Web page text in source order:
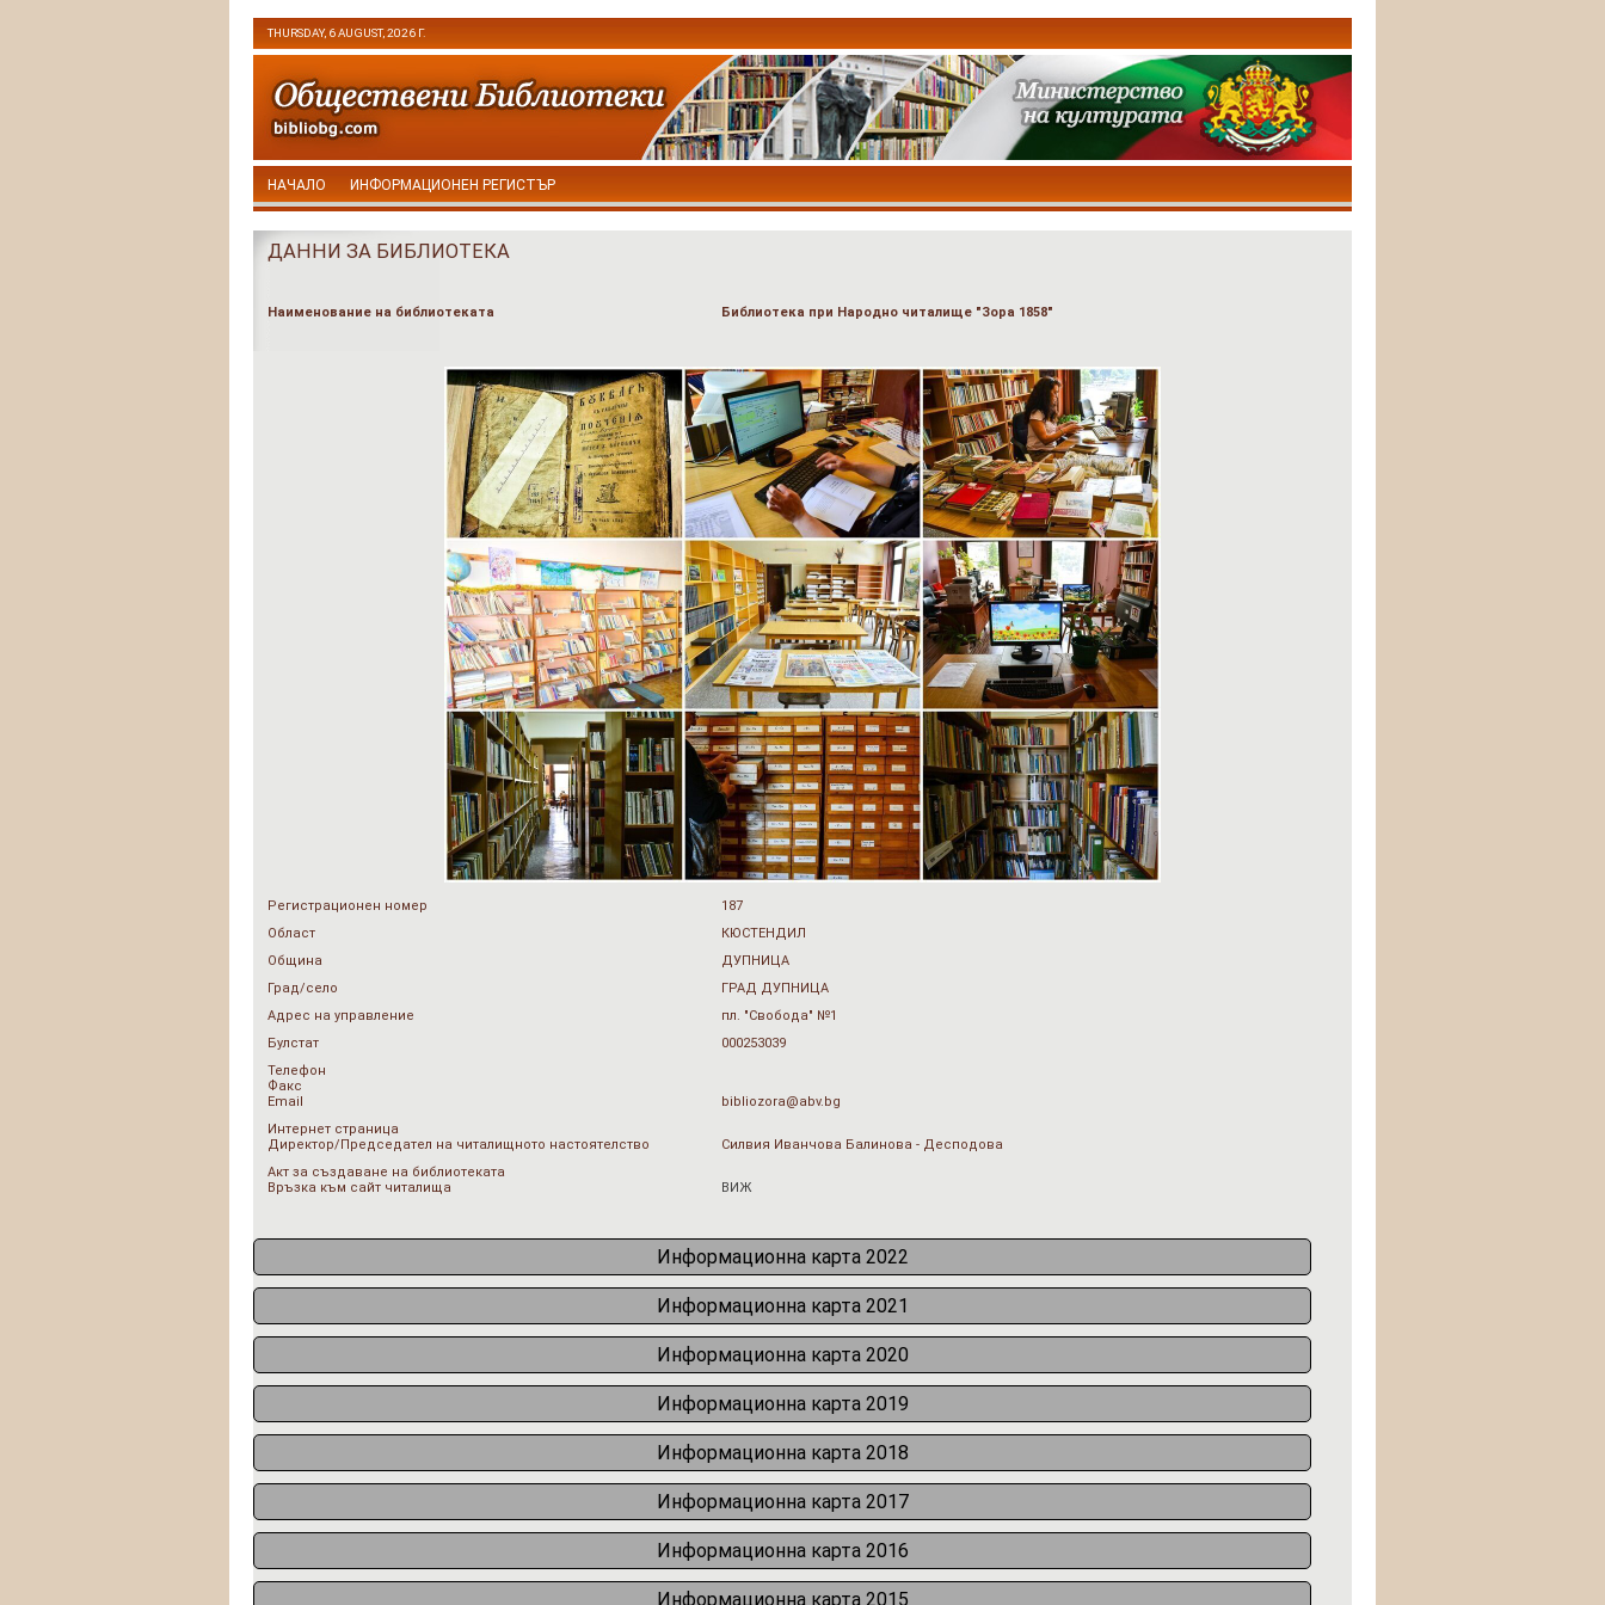
THURSDAY, 6 AUGUST, 2026 Г.
НАЧАЛО ИНФОРМАЦИОНЕН РЕГИСТЪР
ДАННИ ЗА БИБЛИОТЕКА
Наименование на библиотеката Библиотека при Народно читалище "Зора 1858"
Регистрационен номер
187
Област
КЮСТЕНДИЛ
Община
ДУПНИЦА
Град/село
ГРАД ДУПНИЦА
Адрес на управление
пл. "Свобода" №1
Булстат
000253039
Телефон
Факс
Email
bibliozora@abv.bg
Интернет страница
Директор/Председател на читалищното настоятелство
Силвия Иванчова Балинова - Десподова
Акт за създаване на библиотеката
Връзка към сайт читалища
ВИЖ
Информационна карта 2022
Информационна карта 2021
Информационна карта 2020
Информационна карта 2019
Информационна карта 2018
Информационна карта 2017
Информационна карта 2016
Информационна карта 2015